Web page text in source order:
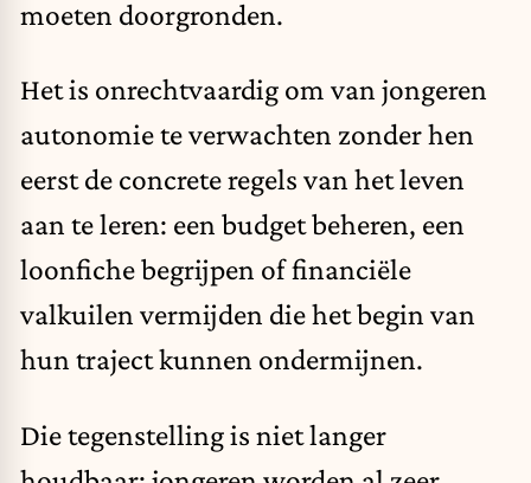
moeten doorgronden.
Het is onrechtvaardig om van jongeren
autonomie te verwachten zonder hen
eerst de concrete regels van het leven
aan te leren: een budget beheren, een
loonfiche begrijpen of financiële
valkuilen vermijden die het begin van
hun traject kunnen ondermijnen.
Die tegenstelling is niet langer